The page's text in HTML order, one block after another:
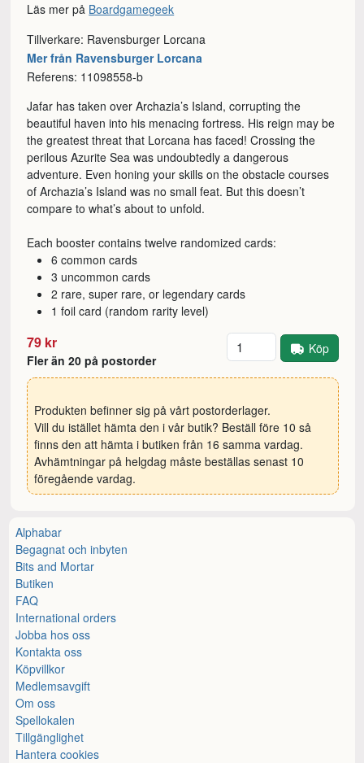
Läs mer på Boardgamegeek
Tillverkare: Ravensburger Lorcana
Mer från Ravensburger Lorcana
Referens: 11098558-b
Jafar has taken over Archazia’s Island, corrupting the
beautiful haven into his menacing fortress. His reign may be
the greatest threat that Lorcana has faced! Crossing the
perilous Azurite Sea was undoubtedly a dangerous
adventure. Even honing your skills on the obstacle courses
of Archazia’s Island was no small feat. But this doesn’t
compare to what’s about to unfold.
Each booster contains twelve randomized cards:
6 common cards
3 uncommon cards
2 rare, super rare, or legendary cards
1 foil card (random rarity level)
79 kr
Fler än 20 på postorder
Antal Köp
Produkten befinner sig på vårt postorderlager.
Vill du istället hämta den i vår butik? Beställ före 10 så
finns den att hämta i butiken från 16 samma vardag.
Avhämtningar på helgdag måste beställas senast 10
föregående vardag.
Alphabar
Begagnat och inbyten
Bits and Mortar
Butiken
FAQ
International orders
Jobba hos oss
Kontakta oss
Köpvillkor
Medlemsavgift
Om oss
Spellokalen
Tillgänglighet
Hantera cookies